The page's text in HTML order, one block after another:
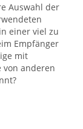
Auswahl der
einer viel zu
Empfänger
mit
von anderen